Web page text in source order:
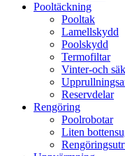
Pooltäckning
Pooltak
Lamellskydd
Poolskydd
Termofiltar
Vinter-och
Reservdelar
Rengöring
Poolrobotar
Liten